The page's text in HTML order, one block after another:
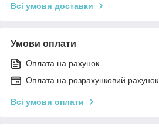
Всі умови доставки
Умови оплати
Оплата на рахунок
Оплата на розрахунковий рахунок
Всі умови оплати